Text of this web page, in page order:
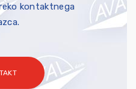
kontaktnega